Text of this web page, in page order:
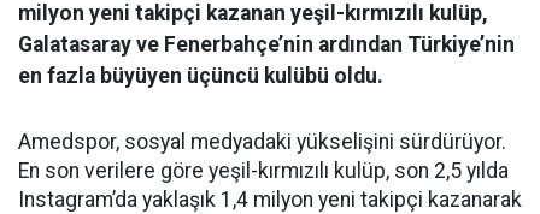
milyon yeni takipçi kazanan yeşil-kırmızılı kulüp,
Galatasaray ve Fenerbahçe’nin ardından Türkiye’nin
en fazla büyüyen üçüncü kulübü oldu.
Amedspor, sosyal medyadaki yükselişini sürdürüyor.
En son verilere göre yeşil-kırmızılı kulüp, son 2,5 yılda
Instagram’da yaklaşık 1,4 milyon yeni takipçi kazanarak